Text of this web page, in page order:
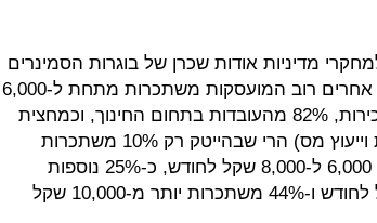
מדיניות אודות שכרן של בוגרות הסמינרים
החרדיים נמצא כי בעוד שבתחומים אחרים רוב המועסקות משתכרות מתחת ל-6,000
שקל (97% מהעובדות בתחום המזכירות, 82% מהעובדות בתחום החינוך, וכמחצית
מהעובדות בתחום הנהלת חשבונות וייעוץ מס) הרי שבהייטק רק 10% משתכרות
מתחת לרף זה. 21% משתכרות בין 6,000 ל-8,000 שקל לחודש, כ-25% נוספות
משתכרות בין 8,000 ל-10,000 שקל לחודש ו-44% משתכרות יותר מ-10,000 שקל